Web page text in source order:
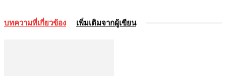
บทความที่เกี่ยวข้อง เพิ่มเติมจากผู้เขียน